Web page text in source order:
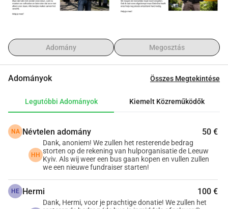
támogatást szeretnénk nyújtani. A segélyszállítmányokkal
teli buszt átadjuk a Stichting De Leeuw Kyiv
szükség közvetlen segítségre és támogatásra.
Mit szükséges?
összegyűjteni: megbízható busz vásárlására
(Hollandiában), orvosi anyagokra, sürgősségi
generátorokra, higiéniai létesítményekre és dízel
üzemanyagra a buszhoz.
Hogyan segíthetsz?
Adomány Megosztás
Adományok Összes Megtekintése
Legutóbbi Adományok Kiemelt Közreműködők
NA Névtelen adomány 50 €
HH
Dank, anoniem! We zullen het resterende bedrag
storten op de rekening van hulporganisatie de Leeuw
Kyiv. Als wij weer een bus gaan kopen en vullen zullen
we een nieuwe fundraiser starten!
HE Hermi 100 €
Dank, Hermi, voor je prachtige donatie! We zullen het